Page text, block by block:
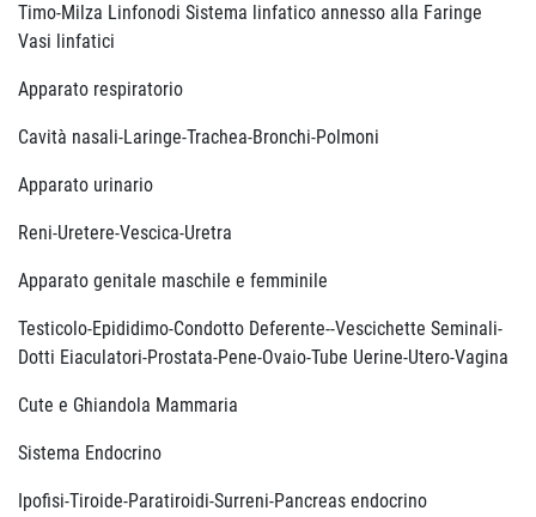
Timo-Milza Linfonodi Sistema linfatico annesso alla Faringe
Vasi linfatici
Apparato respiratorio
Cavità nasali-Laringe-Trachea-Bronchi-Polmoni
Apparato urinario
Reni-Uretere-Vescica-Uretra
Apparato genitale maschile e femminile
Testicolo-Epididimo-Condotto Deferente--Vescichette Seminali-
Dotti Eiaculatori-Prostata-Pene-Ovaio-Tube Uerine-Utero-Vagina
Cute e Ghiandola Mammaria
Sistema Endocrino
Ipofisi-Tiroide-Paratiroidi-Surreni-Pancreas endocrino